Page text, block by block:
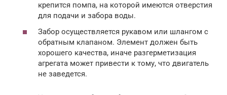
крепится помпа, на которой имеются отверстия
для подачи и забора воды.
Забор осуществляется рукавом или шлангом с
обратным клапаном. Элемент должен быть
хорошего качества, иначе разгерметизация
агрегата может привести к тому, что двигатель
не заведется.